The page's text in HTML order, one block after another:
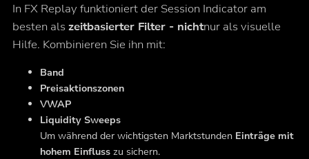
In FX Replay funktioniert der Session Indicator am
besten als zeitbasierter Filter - nichtnur als visuelle
Hilfe. Kombinieren Sie ihn mit:
Band
Preisaktionszonen
VWAP
Liquidity Sweeps
Um während der wichtigsten Marktstunden Einträge mit
hohem Einflusszu sichern.